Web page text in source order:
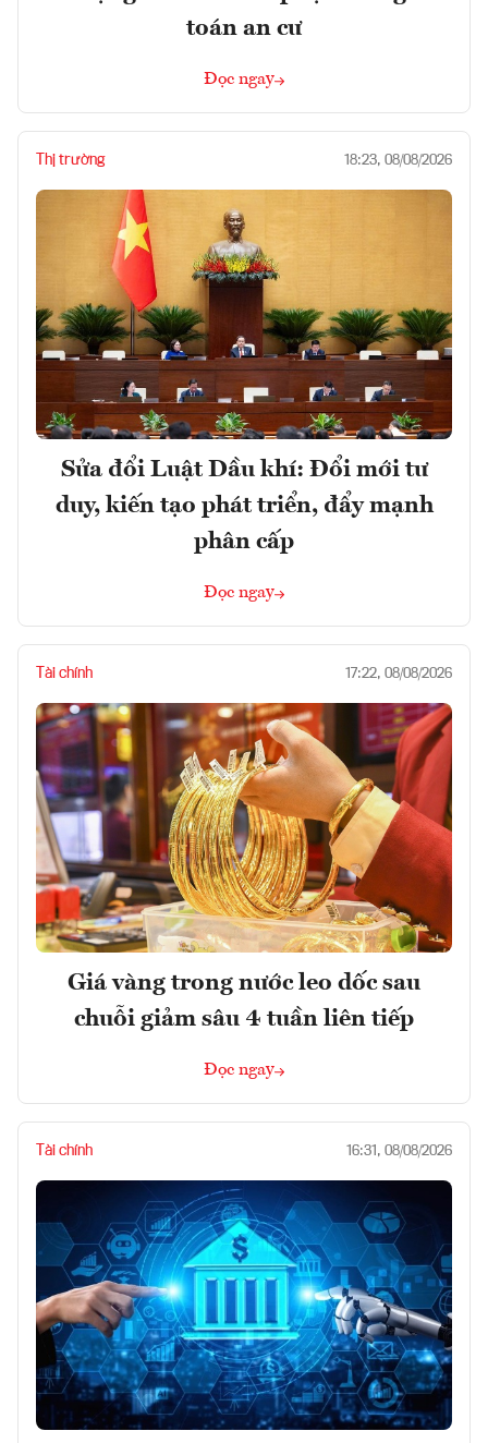
toán an cư
Đọc ngay
Thị trường 18:23, 08/08/2026
Sửa đổi Luật Dầu khí: Đổi mới tư
duy, kiến tạo phát triển, đẩy mạnh
phân cấp
Đọc ngay
Tài chính 17:22, 08/08/2026
Giá vàng trong nước leo dốc sau
chuỗi giảm sâu 4 tuần liên tiếp
Đọc ngay
Tài chính 16:31, 08/08/2026